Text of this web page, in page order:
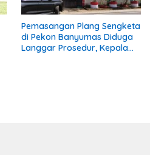
Pemasangan Plang Sengketa
di Pekon Banyumas Diduga
Langgar Prosedur, Kepala